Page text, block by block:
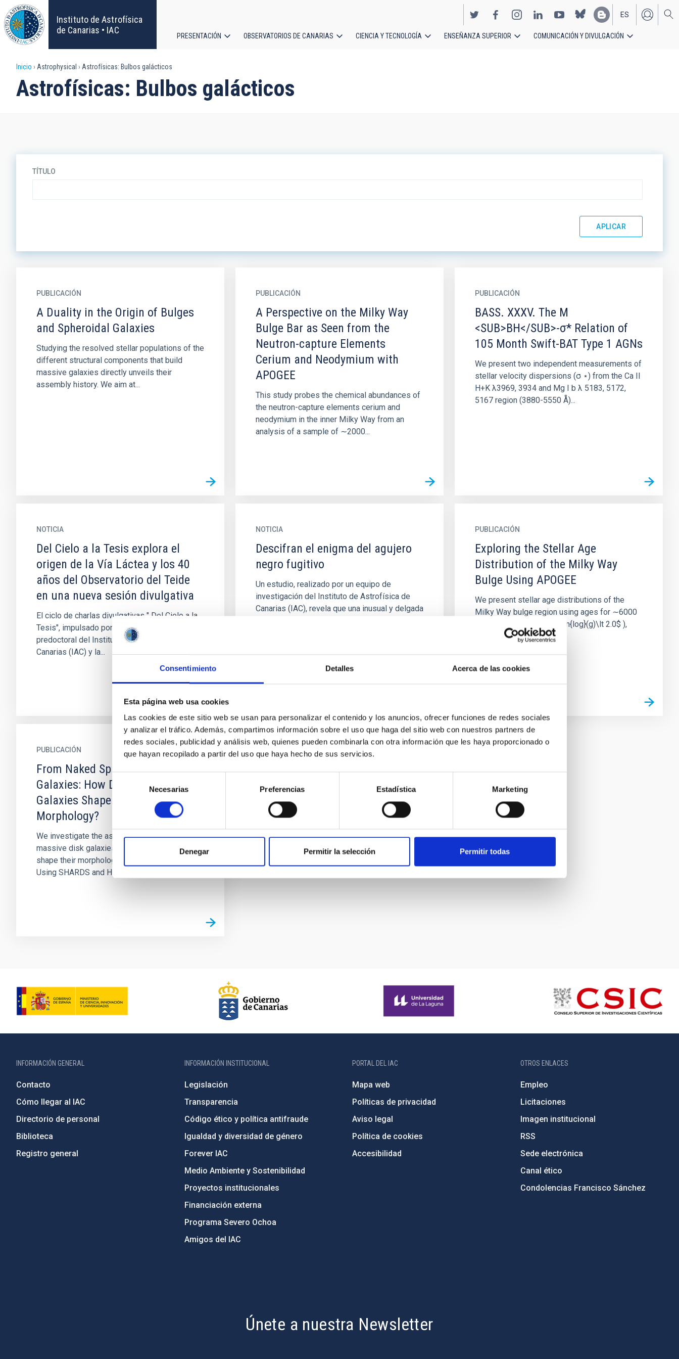
Consentimiento Detalles Acerca de las cookies
Esta página web usa cookies
Las cookies de este sitio web se usan para personalizar el contenido y los anuncios, ofrecer funciones de redes sociales
y analizar el tráfico. Además, compartimos información sobre el uso que haga del sitio web con nuestros partners de
redes sociales, publicidad y análisis web, quienes pueden combinarla con otra información que les haya proporcionado o
que hayan recopilado a partir del uso que haya hecho de sus servicios.
de
consentimiento
Necesarias Preferencias Estadística Marketing
Denegar Permitir la selección Permitir todas
Pasar
al
contenido
principal
Instituto de Astrofísica
de Canarias • IAC
EN
ES
principal
PRESENTACIÓN OBSERVATORIOS DE CANARIAS CIENCIA Y TECNOLOGÍA ENSEÑANZA SUPERIOR COMUNICACIÓN Y DIVULGACIÓN
Sobrescribir
enlaces
Inicio Astrophysical Astrofísicas: Bulbos galácticos
Astrofísicas: Bulbos galácticos
TÍTULO
PUBLICACIÓN
A Duality in the Origin of Bulges
and Spheroidal Galaxies
Studying the resolved stellar populations of the
different structural components that build
massive galaxies directly unveils their
assembly history. We aim at...
PUBLICACIÓN
A Perspective on the Milky Way
Bulge Bar as Seen from the
Neutron-capture Elements
Cerium and Neodymium with
APOGEE
This study probes the chemical abundances of
the neutron-capture elements cerium and
neodymium in the inner Milky Way from an
analysis of a sample of ∼2000...
PUBLICACIÓN
BASS. XXXV. The M
<SUB>BH</SUB>-σ* Relation of
105 Month Swift-BAT Type 1 AGNs
We present two independent measurements of
stellar velocity dispersions (σ ⋆) from the Ca II
H+K λ3969, 3934 and Mg I b λ 5183, 5172,
5167 region (3880-5550 Å)...
NOTICIA
Del Cielo a la Tesis explora el
origen de la Vía Láctea y los 40
años del Observatorio del Teide
en una nueva sesión divulgativa
El ciclo de charlas divulgativas " Del Cielo a la
Tesis", impulsado por el estudiantado
predoctoral del Instituto de Astrofísica de
Canarias (IAC) y la...
NOTICIA
Descifran el enigma del agujero
negro fugitivo
Un estudio, realizado por un equipo de
investigación del Instituto de Astrofísica de
Canarias (IAC), revela que una inusual y delgada
PUBLICACIÓN
Exploring the Stellar Age
Distribution of the Milky Way
Bulge Using APOGEE
We present stellar age distributions of the
Milky Way bulge region using ages for ∼6000
high-luminosity ( $\mathrm{log}(g)\lt 2.0$ ),
metal-rich ([Fe/H] ≥ -0.5)...
PUBLICACIÓN
From Naked Spheroids to Disky
Galaxies: How Do Massive Disk
Galaxies Shape Their
Morphology?
We investigate the assembly history of
massive disk galaxies and describe how they
shape their morphology through cosmic time.
Using SHARDS and HST data, we...
INFORMACIÓN GENERAL
Contacto
Cómo llegar al IAC
Directorio de personal
Biblioteca
Registro general
INFORMACIÓN INSTITUCIONAL
Legislación
Transparencia
Código ético y política antifraude
Igualdad y diversidad de género
Forever IAC
Medio Ambiente y Sostenibilidad
Proyectos institucionales
Financiación externa
Programa Severo Ochoa
Amigos del IAC
PORTAL DEL IAC
Mapa web
Políticas de privacidad
Aviso legal
Política de cookies
Accesibilidad
OTROS ENLACES
Empleo
Licitaciones
Imagen institucional
RSS
Sede electrónica
Canal ético
Condolencias Francisco Sánchez
Únete a nuestra Newsletter